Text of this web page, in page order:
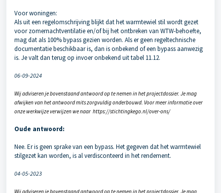
Voor woningen:
Als uit een regelomschrijving blijkt dat het warmtewiel stil wordt gezet
voor zomernachtventilatie en/of bij het ontbreken van WTW-behoefte,
mag dat als 100% bypass gezien worden. Als er geen regeltechnische
documentatie beschikbaar is, dan is onbekend of een bypass aanwezig
is. Je valt dan terug op invoer onbekend uit tabel 11.12.
06-09-2024
Wij adviseren je bovenstaand antwoord op te nemen in het projectdossier. Je mag
afwijken van het antwoord mits zorgvuldig onderbouwd. Voor meer informatie over
onze werkwijze verwijzen we naar https://stichtingkego.nl/over-ons/
Oude antwoord:
Nee. Er is geen sprake van een bypass. Het gegeven dat het warmtewiel
stilgezet kan worden, is al verdisconteerd in het rendement.
04-05-2023
Wij adviseren je bovenstaand antwoord op te nemen in het projectdossier. Je mag